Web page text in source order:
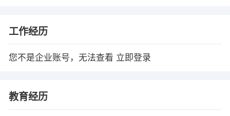
工作经历
您不是企业账号，无法查看 立即登录
教育经历